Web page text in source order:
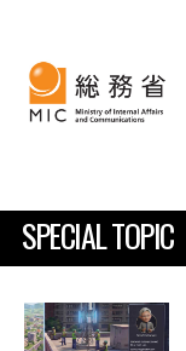
SPECIAL TOPIC